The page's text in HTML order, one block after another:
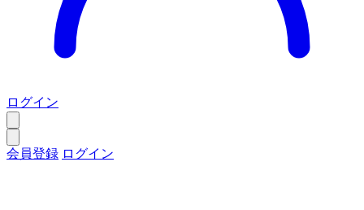
ログイン
会員登録 ログイン